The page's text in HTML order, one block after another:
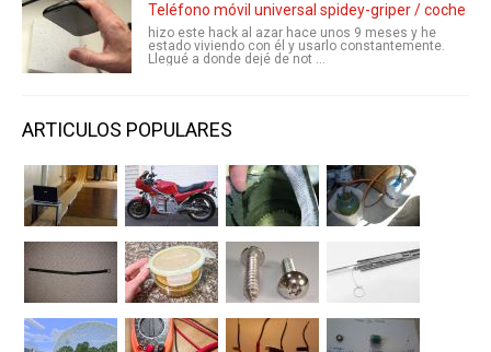
Teléfono móvil universal spidey-griper / coche
hizo este hack al azar hace unos 9 meses y he
estado viviendo con él y usarlo constantemente.
Llegué a donde dejé de not ...
ARTICULOS POPULARES